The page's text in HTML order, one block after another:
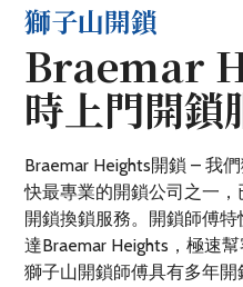
獅子山開鎖
Braemar
時上門開鎖
Braemar Heights開鎖 – 我
快最專業的開鎖公司之一，
開鎖換鎖服務。開鎖師傅
達Braemar Heights，極速
獅子山開鎖師傅具有多年